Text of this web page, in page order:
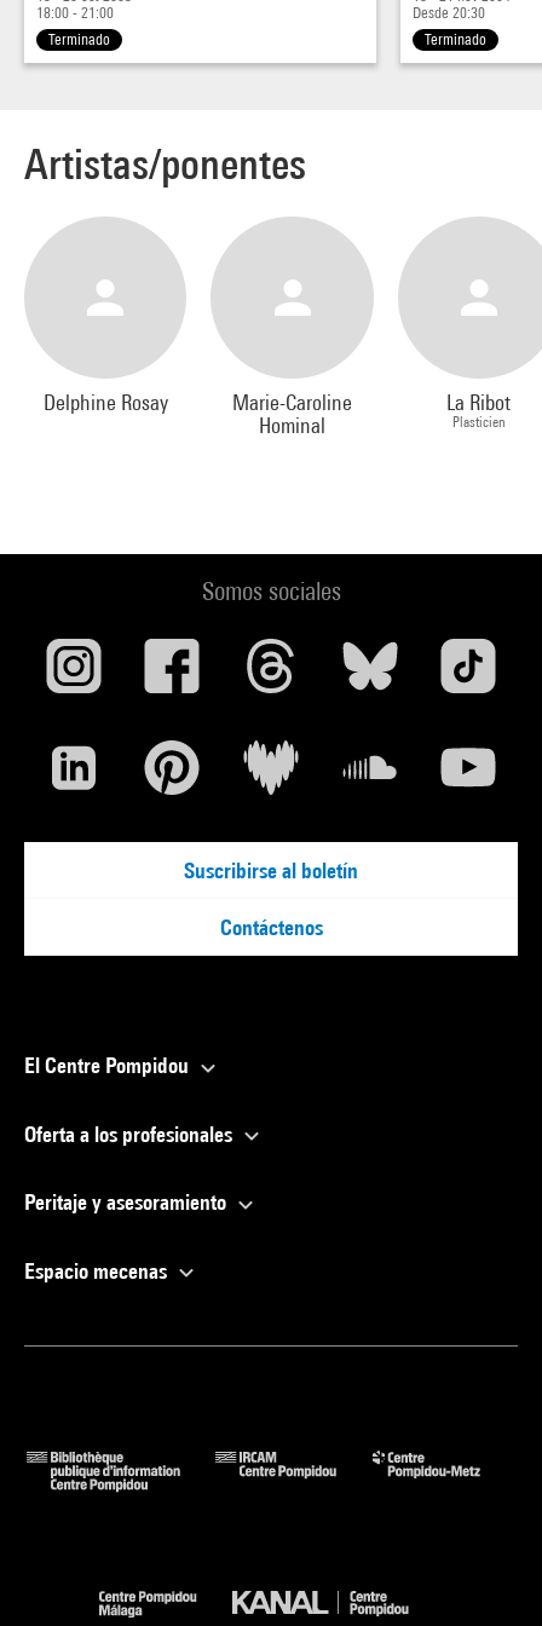
Festival de La Bâtie (Genève), Culturgest (Lisbonne)
18:00 - 21:00
Terminado
Desde 20:30
Terminado
Artistas/ponentes
Delphine Rosay
Marie-Caroline
Hominal
La Ribot
Plasticien
Somos sociales
Suscribirse al boletín
Contáctenos
El Centre Pompidou
Oferta a los profesionales
Peritaje y asesoramiento
Espacio mecenas